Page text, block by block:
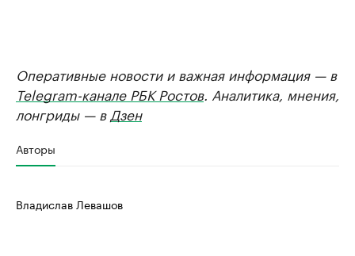
Оперативные новости и важная информация — в
Telegram-канале РБК Ростов. Аналитика, мнения,
лонгриды — в Дзен
Авторы
Владислав Левашов